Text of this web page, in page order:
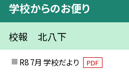
学校からのお便り
校報 北八下
R8 7月 学校だより PDF